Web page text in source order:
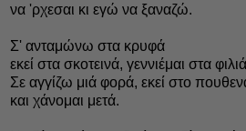
να 'ρχεσαι κι εγώ να ξαναζώ.
Σ' ανταμώνω στα κρυφά
εκεί στα σκοτεινά, γεννιέμαι στα φιλιά
Σε αγγίζω μιά φορά, εκεί στο
και χάνομαι μετά.